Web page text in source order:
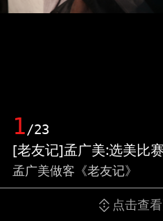
1/23
[老友记]孟广美:选美比
孟广美做客《老友记》
点击查